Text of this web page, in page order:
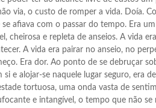
via, o custo de romper a vida. Doía.
afiava com o passar do tempo. Era
cheirosa e repleta de anseios. A vida
A vida era pairar no anseio, no
Era dor. Ao ponto de se debruçar
e alojar-se naquele lugar seguro, era
tortuosa, uma onda vasta de
e intangível, o tempo que não se